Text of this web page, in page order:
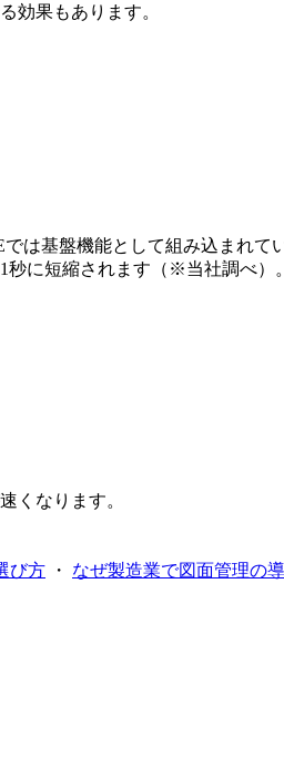
効果もあります。
は基盤機能として組み込まれ
に短縮されます（※当社調べ
くなります。
び方 ・ なぜ製造業で図面管理の